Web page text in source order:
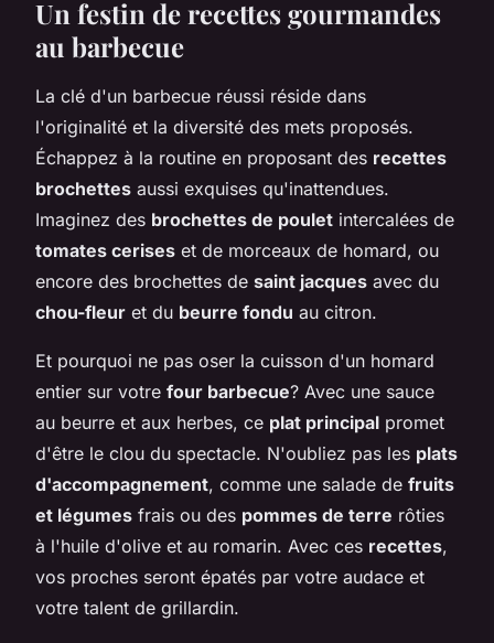
Un festin de recettes gourmandes
au barbecue
La clé d'un barbecue réussi réside dans
l'originalité et la diversité des mets proposés.
Échappez à la routine en proposant des recettes
brochettes aussi exquises qu'inattendues.
Imaginez des brochettes de poulet intercalées de
tomates cerises et de morceaux de homard, ou
encore des brochettes de saint jacques avec du
chou-fleur et du beurre fondu au citron.
Et pourquoi ne pas oser la cuisson d'un homard
entier sur votre four barbecue? Avec une sauce
au beurre et aux herbes, ce plat principal promet
d'être le clou du spectacle. N'oubliez pas les plats
d'accompagnement, comme une salade de fruits
et légumes frais ou des pommes de terre rôties
à l'huile d'olive et au romarin. Avec ces recettes,
vos proches seront épatés par votre audace et
votre talent de grillardin.